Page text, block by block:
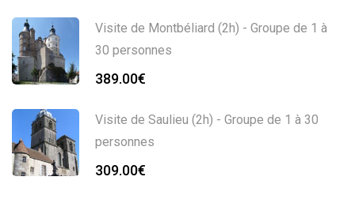
Visite de Montbéliard (2h) - Groupe de 1 à
30 personnes
389.00€
Visite de Saulieu (2h) - Groupe de 1 à 30
personnes
309.00€